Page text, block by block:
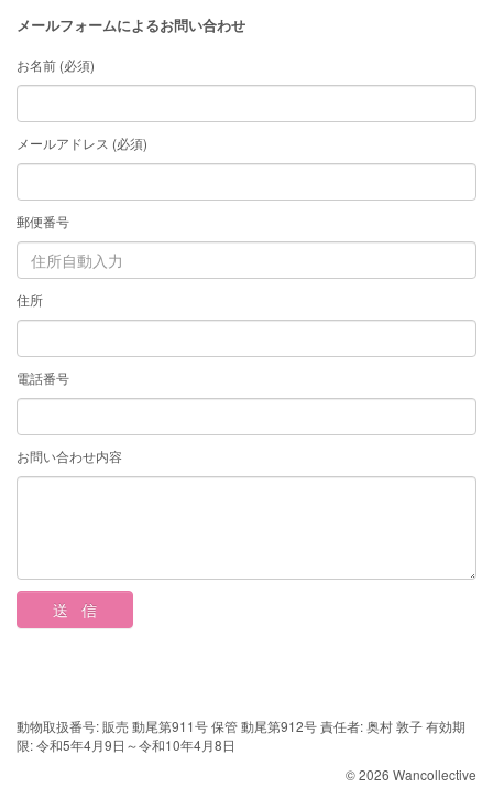
メールフォームによるお問い合わせ
お名前 (必須)
メールアドレス (必須)
郵便番号
住所
電話番号
お問い合わせ内容
動物取扱番号: 販売 動尾第911号 保管 動尾第912号 責任者: 奥村 敦子 有効期
限: 令和5年4月9日～令和10年4月8日
© 2026 Wancollective